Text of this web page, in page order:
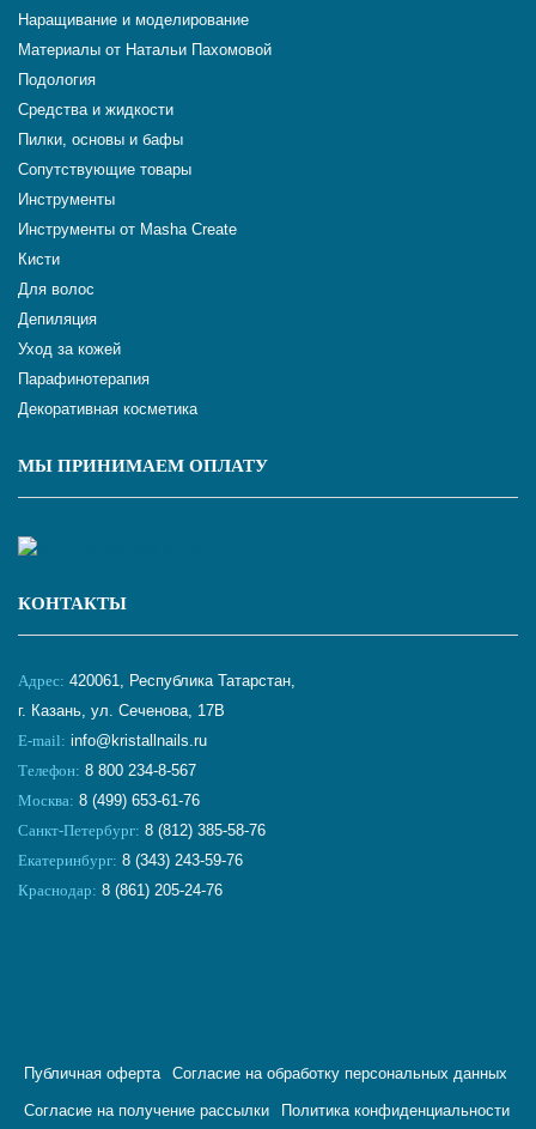
Наращивание и моделирование
Материалы от Натальи Пахомовой
Подология
Средства и жидкости
Пилки, основы и бафы
Сопутствующие товары
Инструменты
Инструменты от Masha Create
Кисти
Для волос
Депиляция
Уход за кожей
Парафинотерапия
Декоративная косметика
МЫ ПРИНИМАЕМ ОПЛАТУ
КОНТАКТЫ
Адрес: 420061, Республика Татарстан,
г. Казань, ул. Сеченова, 17В
E-mail: info@kristallnails.ru
Телефон: 8 800 234-8-567
Москва: 8 (499) 653-61-76
Санкт-Петербург: 8 (812) 385-58-76
Екатеринбург: 8 (343) 243-59-76
Краснодар: 8 (861) 205-24-76
Публичная оферта Согласие на обработку персональных данных
Согласие на получение рассылки Политика конфиденциальности